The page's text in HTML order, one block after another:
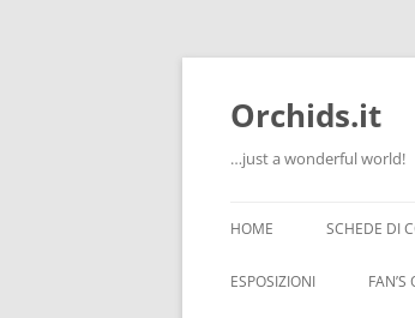
Orchids.it
…just a wonderful world!
HOME
INFO
SCHEDE DI
ESPOSIZIONI